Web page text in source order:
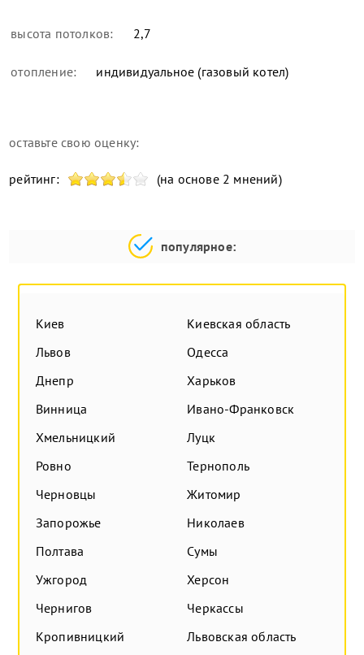
высота потолков: 2,7
отопление: индивидуальное (газовый котел)
оставьте свою оценку:
рейтинг: (на основе 2 мнений)
популярное:
Киев
Киевская область
Львов
Одесса
Днепр
Харьков
Винница
Ивано-Франковск
Хмельницкий
Луцк
Ровно
Тернополь
Черновцы
Житомир
Запорожье
Николаев
Полтава
Сумы
Ужгород
Херсон
Чернигов
Черкассы
Кропивницкий
Львовская область